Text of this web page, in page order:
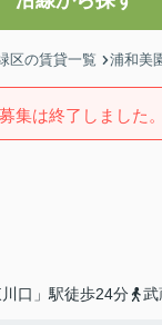
区の賃貸一覧 浦和美
集は終了しました。
口」駅徒歩24分 武